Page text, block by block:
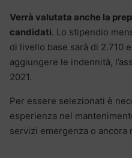
Verrà valutata anche la
candidati. Lo stipendio
di livello base sarà di 2.710
aggiungere le indennità,
2021.
Per essere selezionati è
esperienza nel
servizi emergenza o